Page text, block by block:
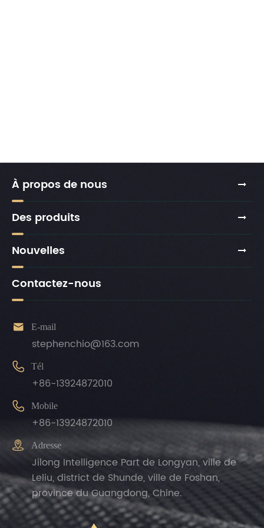
À propos de nous
Des produits
Nouvelles
Contactez-nous
 E-mail
stephenchio@163.com
 Tél
+86-13924872010
 Mobile
+86-13924872010
 Adresse
Jilong Intelligence Part de Longyan, ville de
Leliu, district de Shunde, ville de Foshan,
province du Guangdong, Chine.